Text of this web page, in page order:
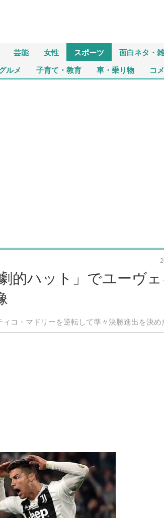
芸能 女性 スポーツ 面白ネタ・
ルメ 子育て・教育 車・乗り物 コ
的ハット」でユーヴ
コ・マドリーを逆転して準々決勝進出を決め